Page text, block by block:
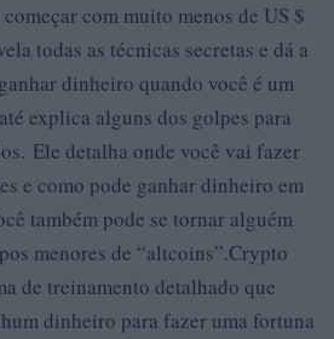
com muito menos de US $
todas as técnicas secretas e dá a
dinheiro quando você é um
explica alguns dos golpes para
Ele detalha onde você vai fazer
e como pode ganhar dinheiro em
também pode se tornar alguém
menores de “altcoins”.Crypto
de treinamento detalhado que
dinheiro para fazer uma fortuna